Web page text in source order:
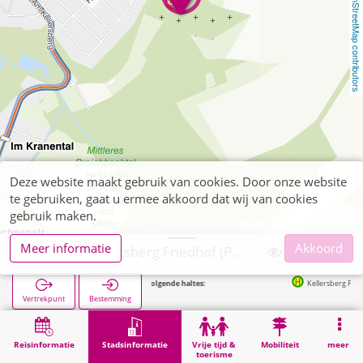
OpenStreetMap contributors
Reisinformatie Stadsinformatie
Vrije tijd &
toerisme
Mobiliteit meer
Vertrekpunt Bestemming
Volgende haltes: Kellersberg Friedhof in
Stadsinformatie Begraafplaatsen Alsdorf, Kellersberg Friedhof (POI)
Deze website maakt gebruik van cookies. Door onze website
te gebruiken, gaat u ermee akkoord dat wij van cookies
gebruik maken.
Meer informatie
Akkoord